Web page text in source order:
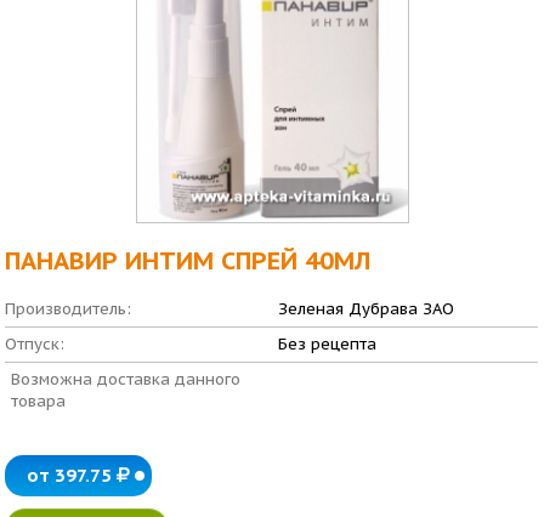
ПАНАВИР ИНТИМ СПРЕЙ 40МЛ
Производитель:
Зеленая Дубрава ЗАО
Отпуск:
Без рецепта
Возможна доставка данного
товара
от 397.75